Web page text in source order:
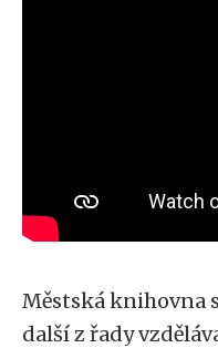
Městská knihovna
další z řady